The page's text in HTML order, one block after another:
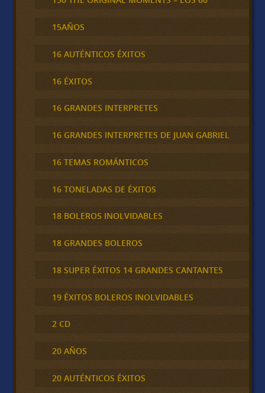
15AÑOS
16 AUTÉNTICOS ÉXITOS
16 ÉXITOS
16 GRANDES INTERPRETES
16 GRANDES INTERPRETES DE JUAN GABRIEL
16 TEMAS ROMÁNTICOS
16 TONELADAS DE ÉXITOS
18 BOLEROS INOLVIDABLES
18 GRANDES BOLEROS
18 SUPER ÉXITOS 14 GRANDES CANTANTES
19 ÉXITOS BOLEROS INOLVIDABLES
2 CD
20 AÑOS
20 AUTÉNTICOS ÉXITOS